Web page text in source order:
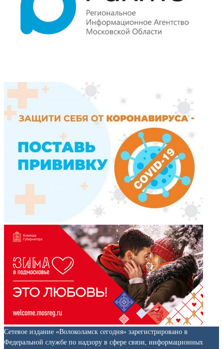
Сетевое издание «Волоколамск сегодня» зарегистрировано в
Федеральной службе по надзору в сфере связи, информационных